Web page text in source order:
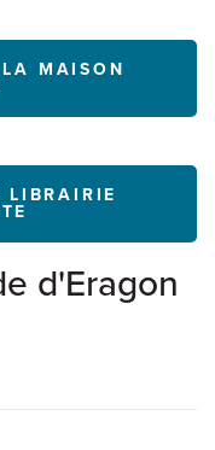
MAISON
LIBRAIRIE
d'Eragon